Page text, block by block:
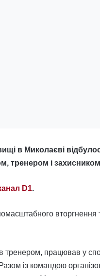
в Миколаєві
тренером і
D1.
вторгнення
тренером, працював у
із командою